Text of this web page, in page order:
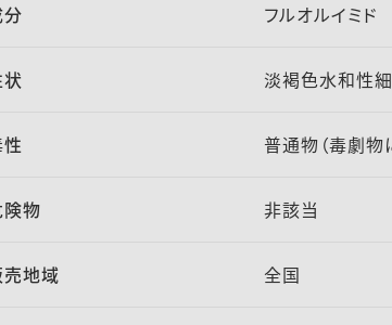
フルオルイミ
淡褐色水和性
普通物（毒劇物
物 非該当
売地域 全国